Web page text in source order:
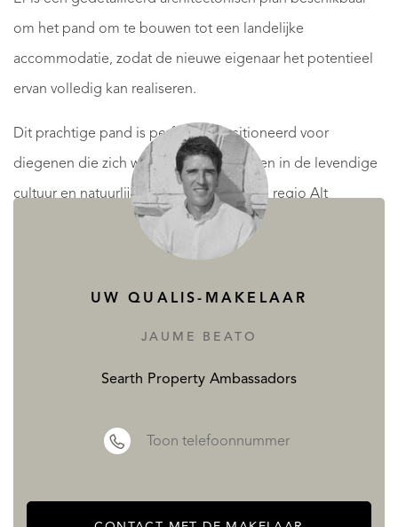
om het pand om te bouwen tot een landelijke
accommodatie, zodat de nieuwe eigenaar het potentieel
ervan volledig kan realiseren.
Dit prachtige pand is perfect gepositioneerd voor
diegenen die zich willen onderdompelen in de levendige
cultuur en natuurlijke schoonheid van de regio Alt
Penedès. Geniet van het beste van twee werelden met
gemakkelijke toegang tot de belangrijkste woon-
masia biedt en creëer uw droomruimte in het hart van het
UW QUALIS-MAKELAAR
JAUME BEATO
Searth Property Ambassadors
Toon telefoonnummer